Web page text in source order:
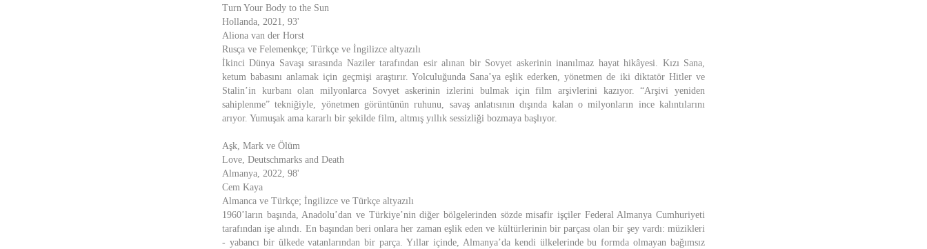
Turn Your Body to the Sun
Hollanda, 2021, 93'
Aliona van der Horst
Rusça ve Felemenkçe; Türkçe ve İngilizce altyazılı
İkinci Dünya Savaşı sırasında Naziler tarafından esir alınan bir Sovyet askerinin inanılmaz hayat hikâyesi. Kızı Sana,
ketum babasını anlamak için geçmişi araştırır. Yolculuğunda Sana’ya eşlik ederken, yönetmen de iki diktatör Hitler ve
Stalin’in kurbanı olan milyonlarca Sovyet askerinin izlerini bulmak için film arşivlerini kazıyor. “Arşivi yeniden
sahiplenme” tekniğiyle, yönetmen görüntünün ruhunu, savaş anlatısının dışında kalan o milyonların ince kalıntılarını
arıyor. Yumuşak ama kararlı bir şekilde film, altmış yıllık sessizliği bozmaya başlıyor.
Aşk, Mark ve Ölüm
Love, Deutschmarks and Death
Almanya, 2022, 98'
Cem Kaya
Almanca ve Türkçe; İngilizce ve Türkçe altyazılı
1960’ların başında, Anadolu’dan ve Türkiye’nin diğer bölgelerinden sözde misafir işçiler Federal Almanya Cumhuriyeti
tarafından işe alındı. En başından beri onlara her zaman eşlik eden ve kültürlerinin bir parçası olan bir şey vardı: müzikleri
- yabancı bir ülkede vatanlarından bir parça. Yıllar içinde, Almanya’da kendi ülkelerinde bu formda olmayan bağımsız